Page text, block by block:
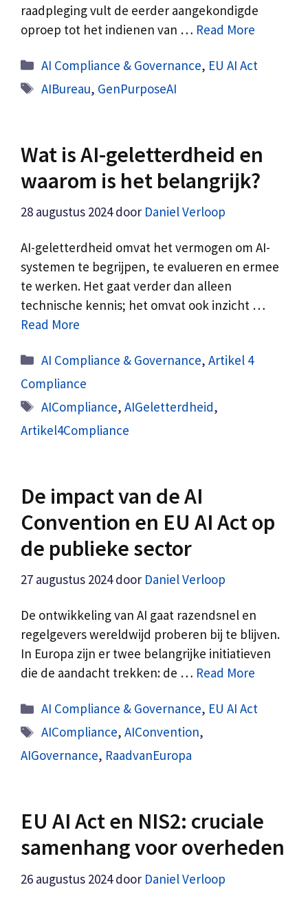
raadpleging vult de eerder aangekondigde
oproep tot het indienen van … Read More
Categorieën
AI Compliance & Governance, EU AI Act
Tags
AIBureau, GenPurposeAI
Wat is AI-geletterdheid en
waarom is het belangrijk?
28 augustus 2024 door Daniel Verloop
AI-geletterdheid omvat het vermogen om AI-
systemen te begrijpen, te evalueren en ermee
te werken. Het gaat verder dan alleen
technische kennis; het omvat ook inzicht …
Read More
Categorieën
AI Compliance & Governance,Artikel 4
Compliance
Tags
AICompliance,AIGeletterdheid,
Artikel4Compliance
De impact van de AI
Convention en EU AI Act op
de publieke sector
27 augustus 2024 door Daniel Verloop
De ontwikkeling van AI gaat razendsnel en
regelgevers wereldwijd proberen bij te blijven.
In Europa zijn er twee belangrijke initiatieven
die de aandacht trekken: de … Read More
Categorieën
AI Compliance & Governance, EU AI Act
Tags
AICompliance,AIConvention,
AIGovernance, RaadvanEuropa
EU AI Act en NIS2: cruciale
samenhang voor overheden
26 augustus 2024 door Daniel Verloop